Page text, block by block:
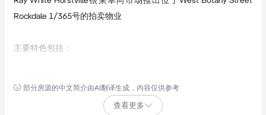
Rockdale 1/365号的拍卖物业
主要特色包括：
部分房源的中文简介由AI翻译生成，内容仅供参考
查看更多